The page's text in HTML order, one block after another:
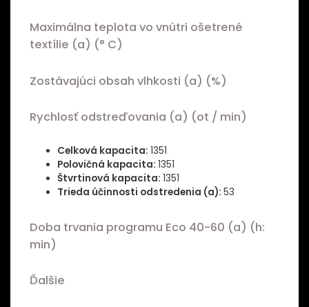
Maximálna teplota vo vnútri ošetrené
textílie (a) (° C)
Zostávajúci obsah vlhkosti (a) (%)
Rychlosť odstreďovania (a) (ot / min)
Celková kapacita: 1351
Polovičná kapacita: 1351
Štvrtinová kapacita: 1351
Trieda účinnosti odstredenia (a): 53
Doba trvania programu Eco 40-60 (a) (h:
min)
Ďalšie